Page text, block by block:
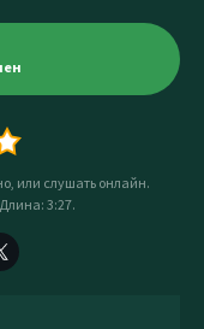
или слушать онлайн.
3:27.